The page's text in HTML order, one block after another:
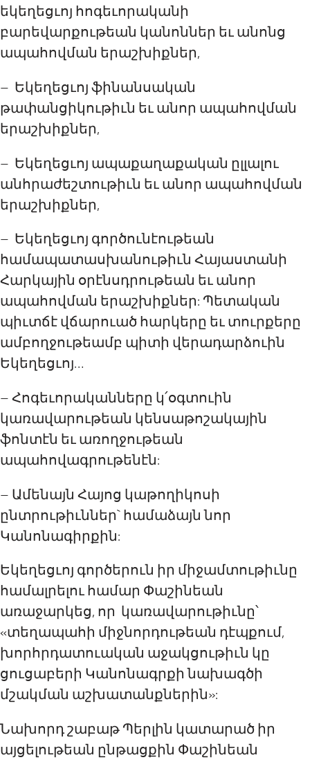
եկեղեցւոյ հոգեւորականի
բարեվարքութեան կանոններ եւ անոնց
ապահովման երաշխիքներ,
– Եկեղեցւոյ ֆինանսական
թափանցիկութիւն եւ անոր ապահովման
երաշխիքներ,
– Եկեղեցւոյ ապաքաղաքական ըլլալու
անհրաժեշտութիւն եւ անոր ապահովման
երաշխիքներ,
– Եկեղեցւոյ գործունէութեան
համապատասխանութիւն Հայաստանի
Հարկային օրէնսդրութեան եւ անոր
ապահովման երաշխիքներ: Պետական
պիւտճէ վճարուած հարկերը եւ տուրքերը
ամբողջութեամբ պիտի վերադարձուին
Եկեղեցւոյ…
– Հոգեւորականները կ՛օգտուին
կառավարութեան կենսաթոշակային
ֆոնտէն եւ առողջութեան
ապահովագրութենէն:
– Ամենայն Հայոց կաթողիկոսի
ընտրութիւններ` համաձայն նոր
Կանոնագիրքին:
Եկեղեցւոյ գործերուն իր միջամտութիւնը
համալրելու համար Փաշինեան
առաջարկեց, որ կառավարութիւնը՝
«տեղապահի միջնորդութեան դէպքում,
խորհրդատուական աջակցութիւն կը
ցուցաբերի Կանոնագրքի նախագծի
մշակման աշխատանքներին»:
Նախորդ շաբաթ Պերլին կատարած իր
այցելութեան ընթացքին Փաշինեան